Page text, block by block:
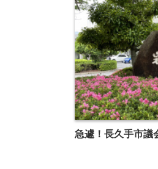
急遽！長久手市議